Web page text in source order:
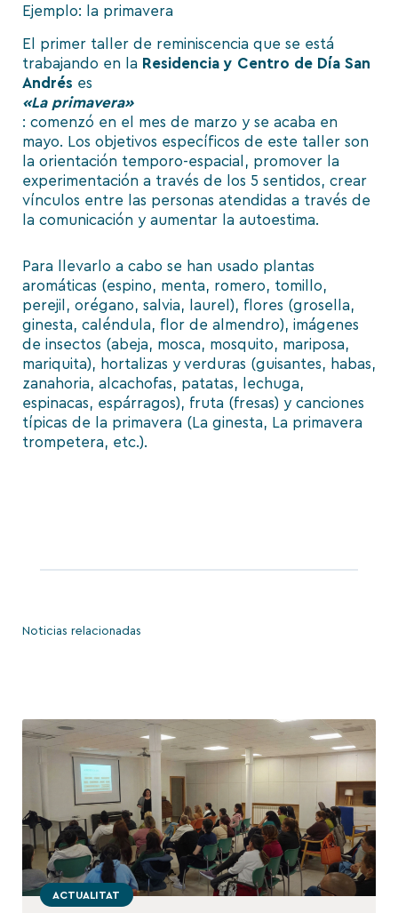
Ejemplo: la primavera
El primer taller de reminiscencia que se está
trabajando en la Residencia y Centro de Día San
Andrés es
«La primavera»
: comenzó en el mes de marzo y se acaba en
mayo. Los objetivos específicos de este taller son
la orientación temporo-espacial, promover la
experimentación a través de los 5 sentidos, crear
vínculos entre las personas atendidas a través de
la comunicación y aumentar la autoestima.
Para llevarlo a cabo se han usado plantas
aromáticas (espino, menta, romero, tomillo,
perejil, orégano, salvia, laurel), flores (grosella,
ginesta, caléndula, flor de almendro), imágenes
de insectos (abeja, mosca, mosquito, mariposa,
mariquita), hortalizas y verduras (guisantes, habas,
zanahoria, alcachofas, patatas, lechuga,
espinacas, espárragos), fruta (fresas) y canciones
típicas de la primavera (La ginesta, La primavera
trompetera, etc.).
Noticias relacionadas
ACTUALITAT